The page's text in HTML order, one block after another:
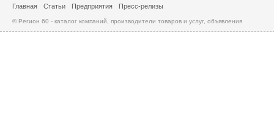
Главная Статьи Предприятия Пресс-релизы
© Регион 60 - каталог компаний, производители товаров и услуг, объявления